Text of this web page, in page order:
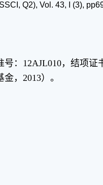
Q2), Vol. 43, I (3),
：12AJL010，结项证
，2013）。